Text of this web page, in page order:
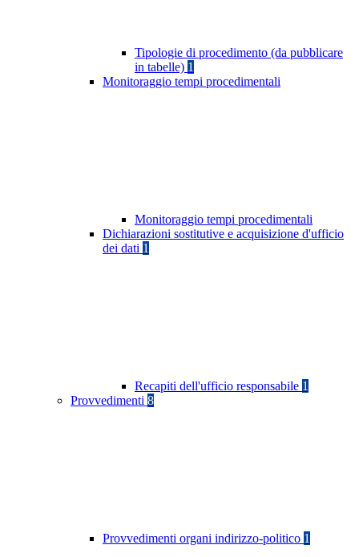
Tipologie di procedimento (da pubblicare
in tabelle) 1
Monitoraggio tempi procedimentali
Monitoraggio tempi procedimentali
Dichiarazioni sostitutive e acquisizione d'ufficio
dei dati 1
Recapiti dell'ufficio responsabile 1
Provvedimenti 8
Provvedimenti organi indirizzo-politico 1